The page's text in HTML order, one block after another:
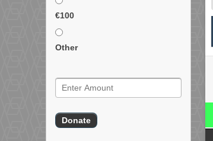
€100
Other